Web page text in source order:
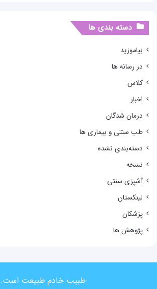
دسته بندی ها
بیاموزید
در رسانه ها
کلاس
اخبار
درمان شدگان
طب سنتی و بیماری ها
دسته‌بندی نشده
نسخه
آشپزی سنتی
لینکستان
پزشکان
پژوهش ها
طبیب خادم طبیعت است.